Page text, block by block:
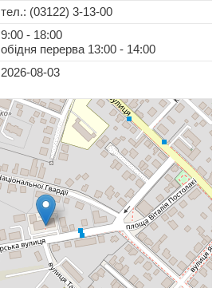
тел.: (03122) 3-13-00
9:00 - 18:00
обідня перерва 13:00 - 14:00
2026-08-03